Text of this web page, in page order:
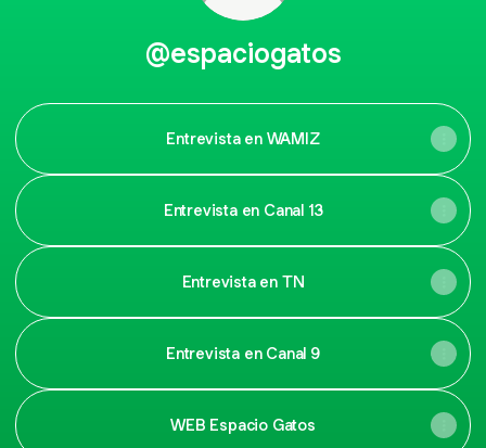
@espaciogatos
Entrevista en WAMIZ
Entrevista en Canal 13
Entrevista en TN
Entrevista en Canal 9
WEB Espacio Gatos